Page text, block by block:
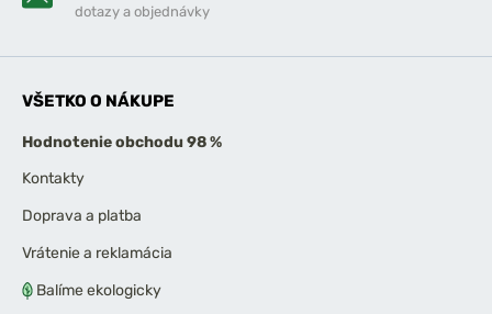
dotazy a objednávky
VŠETKO O NÁKUPE
Hodnotenie obchodu 98 %
Kontakty
Doprava a platba
Vrátenie a reklamácia
Balíme ekologicky